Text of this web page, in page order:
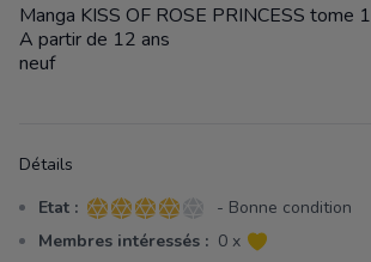
Description
Manga KISS OF ROSE PRINCESS tome 1
A partir de 12 ans
neuf
Détails
Etat : 4 sur 5 étoiles
- Bonne condition
Membres intéressés : 0 x